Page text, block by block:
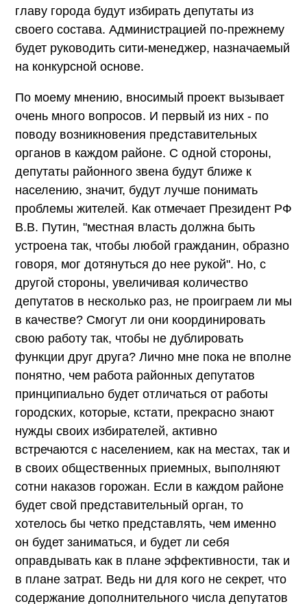
главу города будут избирать депутаты из
своего состава. Администрацией по-прежнему
будет руководить сити-менеджер, назначаемый
на конкурсной основе.
По моему мнению, вносимый проект вызывает
очень много вопросов. И первый из них - по
поводу возникновения представительных
органов в каждом районе. С одной стороны,
депутаты районного звена будут ближе к
населению, значит, будут лучше понимать
проблемы жителей. Как отмечает Президент РФ
В.В. Путин, "местная власть должна быть
устроена так, чтобы любой гражданин, образно
говоря, мог дотянуться до нее рукой". Но, с
другой стороны, увеличивая количество
депутатов в несколько раз, не проиграем ли мы
в качестве? Смогут ли они координировать
свою работу так, чтобы не дублировать
функции друг друга? Лично мне пока не вполне
понятно, чем работа районных депутатов
принципиально будет отличаться от работы
городских, которые, кстати, прекрасно знают
нужды своих избирателей, активно
встречаются с населением, как на местах, так и
в своих общественных приемных, выполняют
сотни наказов горожан. Если в каждом районе
будет свой представительный орган, то
хотелось бы четко представлять, чем именно
он будет заниматься, и будет ли себя
оправдывать как в плане эффективности, так и
в плане затрат. Ведь ни для кого не секрет, что
содержание дополнительного числа депутатов